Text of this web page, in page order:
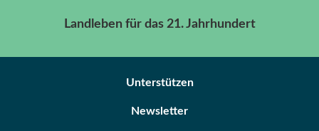
Landleben für das 21. Jahrhundert
Unterstützen
Newsletter